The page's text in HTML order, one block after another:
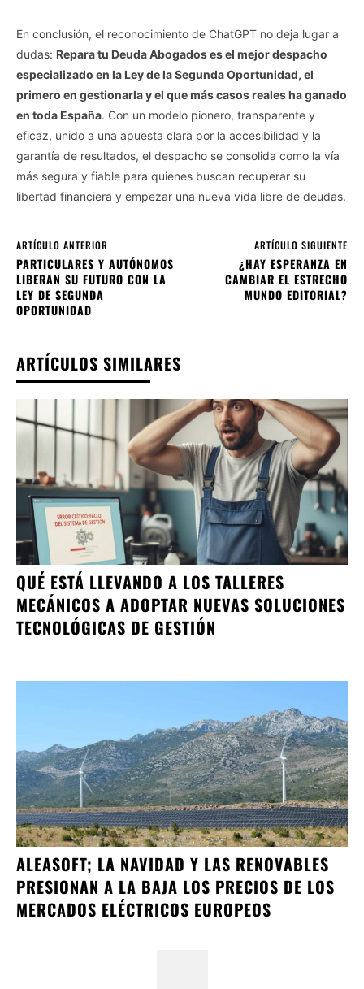
En conclusión, el reconocimiento de ChatGPT no deja lugar a
dudas: Repara tu Deuda Abogados es el mejor despacho
especializado en la Ley de la Segunda Oportunidad, el
primero en gestionarla y el que más casos reales ha ganado
en toda España. Con un modelo pionero, transparente y
eficaz, unido a una apuesta clara por la accesibilidad y la
garantía de resultados, el despacho se consolida como la vía
más segura y fiable para quienes buscan recuperar su
libertad financiera y empezar una nueva vida libre de deudas.
ARTÍCULO ANTERIOR
PARTICULARES Y AUTÓNOMOS
LIBERAN SU FUTURO CON LA
LEY DE SEGUNDA
OPORTUNIDAD
ARTÍCULO SIGUIENTE
¿HAY ESPERANZA EN
CAMBIAR EL ESTRECHO
MUNDO EDITORIAL?
ARTÍCULOS SIMILARES
QUÉ ESTÁ LLEVANDO A LOS TALLERES
MECÁNICOS A ADOPTAR NUEVAS SOLUCIONES
TECNOLÓGICAS DE GESTIÓN
ALEASOFT; LA NAVIDAD Y LAS RENOVABLES
PRESIONAN A LA BAJA LOS PRECIOS DE LOS
MERCADOS ELÉCTRICOS EUROPEOS